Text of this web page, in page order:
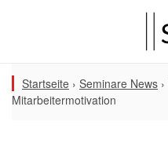
Startseite › Seminare News ›
Mitarbeitermotivation